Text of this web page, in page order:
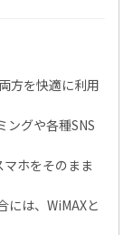
方を快適に利用
ングや各種SNS
ホをそのまま
には、WiMAXと